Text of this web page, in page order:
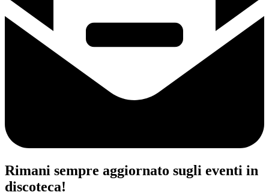
Rimani sempre aggiornato sugli eventi in
discoteca!